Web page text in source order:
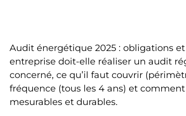
Audit énergétique 2025 : obligations
entreprise doit-elle réaliser un audit
concerné, ce qu’il faut couvrir
fréquence (tous les 4 ans) et
mesurables et durables.